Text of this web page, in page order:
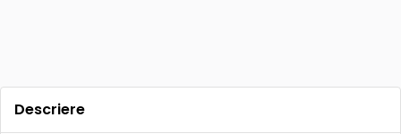
Descriere